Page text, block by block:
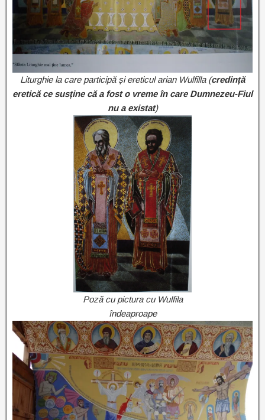
Liturghie la care participă și ereticul arian Wulfilla (credință
eretică ce susține că a fost o vreme în care Dumnezeu-Fiul
nu a existat)
Poză cu pictura cu Wulfila
îndeaproape